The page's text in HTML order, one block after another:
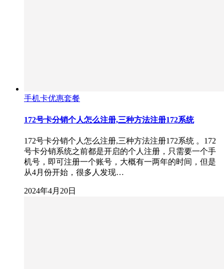
手机卡优惠套餐
172号卡分销个人怎么注册,三种方法注册172系统
172号卡分销个人怎么注册,三种方法注册172系统 。172
号卡分销系统之前都是开启的个人注册，只需要一个手
机号，即可注册一个账号，大概有一两年的时间，但是
从4月份开始，很多人发现…
2024年4月20日